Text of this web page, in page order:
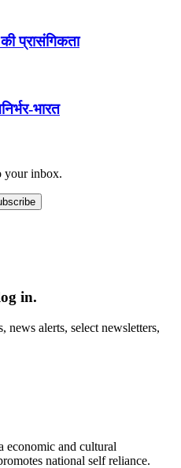
प्रासंगिकता
भारत
your inbox.
in.
news alerts, select newsletters,
economic and cultural
national self reliance.